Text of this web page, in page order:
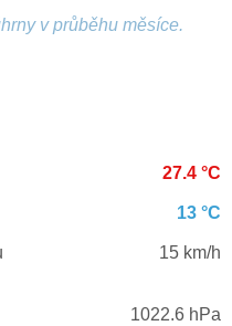
v průběhu měsíce.
27.4 °C
13 °C
15 km/h
1022.6 hPa